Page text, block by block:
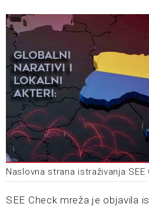
Naslovna strana istraživanja SEE
SEE Check mreža je objavila